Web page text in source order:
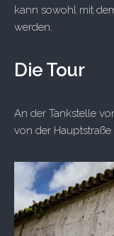
kann sowohl mit
werden.
Die Tour
An der Tankstelle
von der